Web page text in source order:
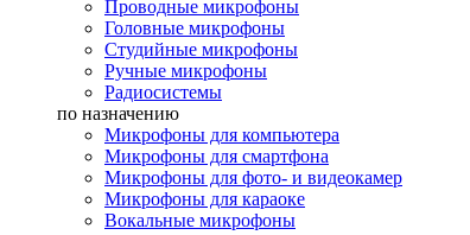
Проводные микрофоны
Головные микрофоны
Студийные микрофоны
Ручные микрофоны
Радиосистемы
по назначению
Микрофоны для компьютера
Микрофоны для смартфона
Микрофоны для фото- и видеокамер
Микрофоны для караоке
Вокальные микрофоны